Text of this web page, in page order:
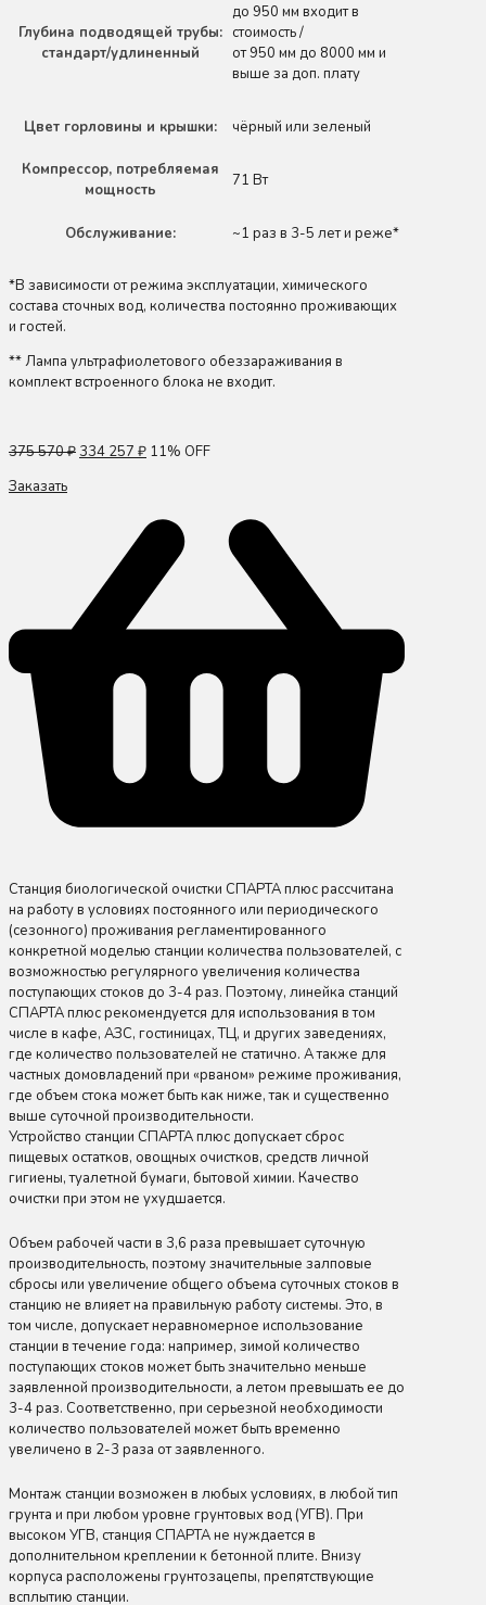
Глубина подводящей трубы:
стандарт/удлиненный
до 950 мм входит в
стоимость /
от 950 мм до 8000 мм и
выше за доп. плату
Цвет горловины и крышки: чёрный или зеленый
Компрессор, потребляемая
мощность
71 Вт
Обслуживание: ~1 раз в 3-5 лет и реже*
*В зависимости от режима эксплуатации, химического
состава сточных вод, количества постоянно проживающих
и гостей.
** Лампа ультрафиолетового обеззараживания в
комплект встроенного блока не входит.
375 570₽334 257 ₽ 11% OFF
Заказать
Станция биологической очистки СПАРТА плюс рассчитана
на работу в условиях постоянного или периодического
(сезонного) проживания регламентированного
конкретной моделью станции количества пользователей, с
возможностью регулярного увеличения количества
поступающих стоков до 3-4 раз. Поэтому, линейка станций
СПАРТА плюс рекомендуется для использования в том
числе в кафе, АЗС, гостиницах, ТЦ, и других заведениях,
где количество пользователей не статично. А также для
частных домовладений при «рваном» режиме проживания,
где объем стока может быть как ниже, так и существенно
выше суточной производительности.
Устройство станции СПАРТА плюс допускает сброс
пищевых остатков, овощных очистков, средств личной
гигиены, туалетной бумаги, бытовой химии. Качество
очистки при этом не ухудшается.
Объем рабочей части в 3,6 раза превышает суточную
производительность, поэтому значительные залповые
сбросы или увеличение общего объема суточных стоков в
станцию не влияет на правильную работу системы. Это, в
том числе, допускает неравномерное использование
станции в течение года: например, зимой количество
поступающих стоков может быть значительно меньше
заявленной производительности, а летом превышать ее до
3-4 раз. Соответственно, при серьезной необходимости
количество пользователей может быть временно
увеличено в 2-3 раза от заявленного.
Монтаж станции возможен в любых условиях, в любой тип
грунта и при любом уровне грунтовых вод (УГВ). При
высоком УГВ, станция СПАРТА не нуждается в
дополнительном креплении к бетонной плите. Внизу
корпуса расположены грунтозацепы, препятствующие
всплытию станции.